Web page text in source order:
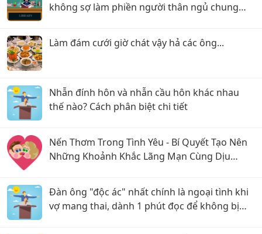
không sợ làm phiền người thân ngủ chung
Làm đám cưới giờ chát vậy hả các ông...
Nhẫn đính hôn và nhẫn cầu hôn khác nhau
thế nào? Cách phân biệt chi tiết
Nến Thơm Trong Tình Yêu - Bí Quyết Tạo Nên
Những Khoảnh Khắc Lãng Mạn Cùng Dịu
Đàn ông "độc ác" nhất chính là ngoại tình khi
vợ mang thai, dành 1 phút đọc để không bị